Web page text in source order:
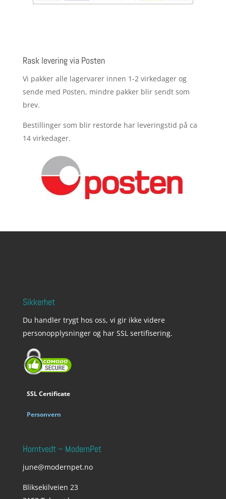
Rask levering via Posten
Vi pakker alle lagervarer innen 1-2 virkedager og
sende med Posten, mindre pakker blir sendt som
brev.
Bestillinger som blir restorde har leveringstid på ca
14 virkedager.
Sikkerhet
Du handler trygt hos oss, vi gir ikke videre
personopplysninger og har SSL sertifisering.
SSL Certificate
Personvern
Horntvedt – ModernPet
june@modernpet.no
Bliksekilveien 23